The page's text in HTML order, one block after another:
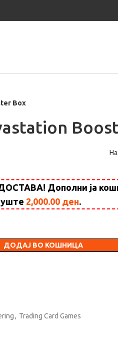
Box
Дополни ја
уште 2,000.00 ден.
ДОДАЈ ВО КОШНИЦА
, Trading Card Games